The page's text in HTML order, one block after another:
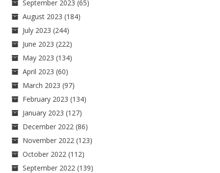
September 2023 (65)
August 2023 (184)
July 2023 (244)
June 2023 (222)
May 2023 (134)
April 2023 (60)
March 2023 (97)
February 2023 (134)
January 2023 (127)
December 2022 (86)
November 2022 (123)
October 2022 (112)
September 2022 (139)